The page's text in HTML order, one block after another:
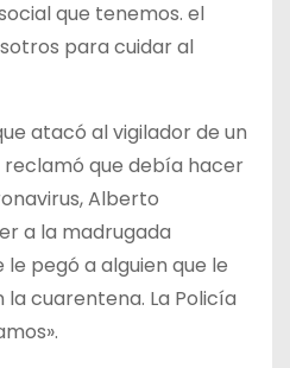
que tenemos. el
para cuidar al
atacó al vigilador de un
que debía hacer
Alberto
a la madrugada
pegó a alguien que le
cuarentena. La Policía